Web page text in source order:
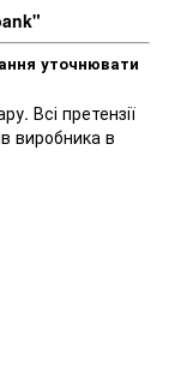
уточнювати
Всі претензії
виробника в